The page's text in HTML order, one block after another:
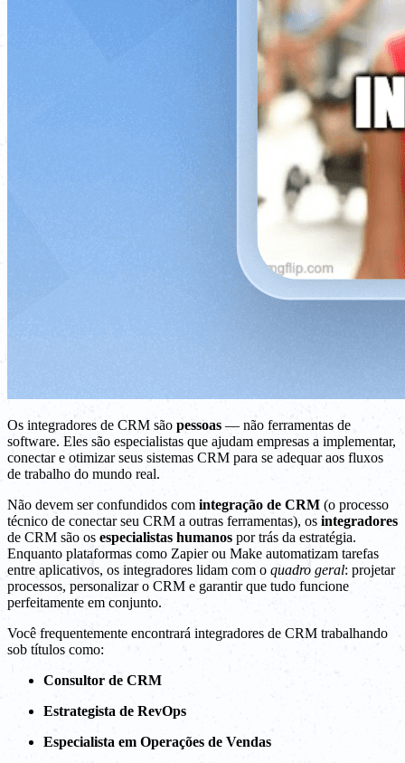
Os integradores de CRM são pessoas — não ferramentas de
software. Eles são especialistas que ajudam empresas a implementar,
conectar e otimizar seus sistemas CRM para se adequar aos fluxos
de trabalho do mundo real.
Não devem ser confundidos com integração de CRM (o processo
técnico de conectar seu CRM a outras ferramentas), os integradores
de CRM são os especialistas humanos por trás da estratégia.
Enquanto plataformas como Zapier ou Make automatizam tarefas
entre aplicativos, os integradores lidam com o quadro geral: projetar
processos, personalizar o CRM e garantir que tudo funcione
perfeitamente em conjunto.
Você frequentemente encontrará integradores de CRM trabalhando
sob títulos como:
Consultor de CRM
Estrategista de RevOps
Especialista em Operações de Vendas